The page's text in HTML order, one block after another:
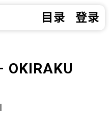
目录 登录
OKIRAKU
|